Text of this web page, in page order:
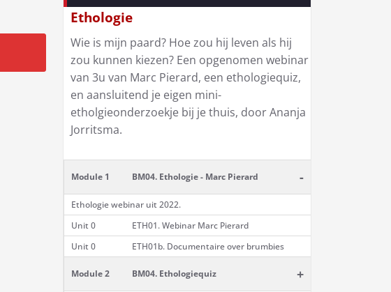
Ethologie
Wie is mijn paard? Hoe zou hij leven als hij
zou kunnen kiezen? Een opgenomen webinar
van 3u van Marc Pierard, een ethologiequiz,
en aansluitend je eigen mini-
etholgieonderzoekje bij je thuis, door Ananja
Jorritsma.
Module 1 BM04. Ethologie - Marc Pierard -
Ethologie webinar uit 2022.
Unit 0
ETH01. Webinar Marc Pierard
Unit 0
ETH01b. Documentaire over brumbies
Module 2 BM04. Ethologiequiz +